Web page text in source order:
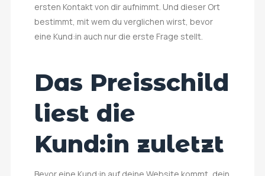
ersten Kontakt von dir aufnimmt. Und dieser Ort
bestimmt, mit wem du verglichen wirst, bevor
eine Kund:in auch nur die erste Frage stellt.
Das Preisschild
liest die
Kund:in zuletzt
Bevor eine Kund:in auf deine Website kommt, dein